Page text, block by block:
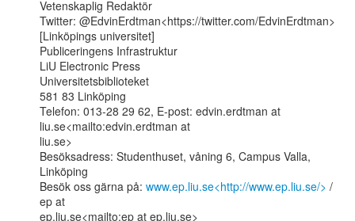
Vetenskaplig Redaktör
Twitter: @EdvinErdtman<https://twitter.com/EdvinErdtman>
[Linköpings universitet]
Publiceringens Infrastruktur
LiU Electronic Press
Universitetsbiblioteket
581 83 Linköping
Telefon: 013-28 29 62, E-post: edvin.erdtman at
liu.se<mailto:edvin.erdtman at
liu.se>
Besöksadress: Studenthuset, våning 6, Campus Valla,
Linköping
Besök oss gärna på: www.ep.liu.se<http://www.ep.liu.se/> /
ep at
ep.liu.se<mailto:ep at ep.liu.se>